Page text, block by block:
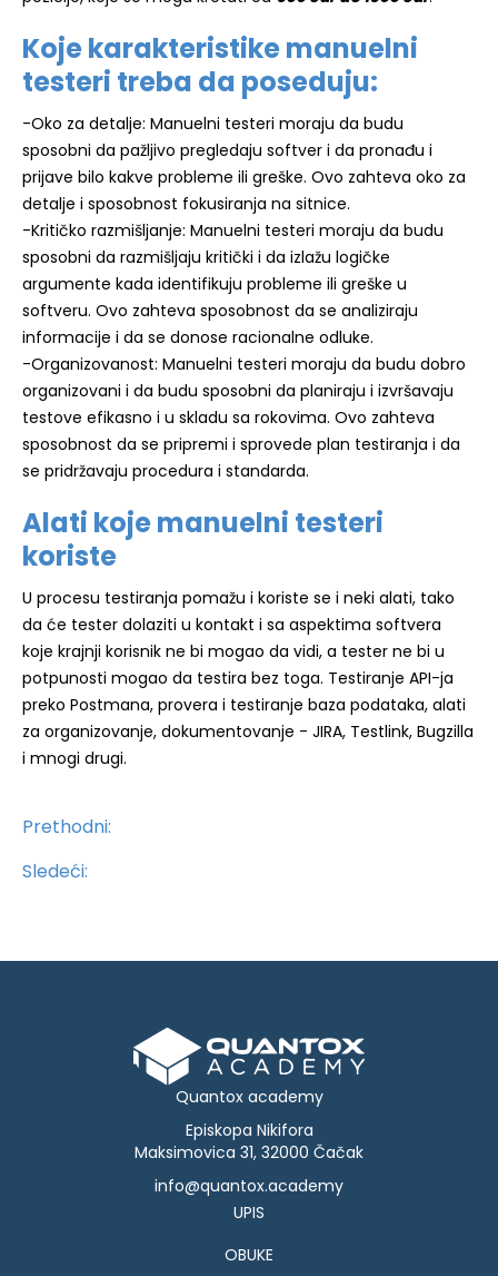
Koje karakteristike manuelni
testeri treba da poseduju:
-Oko za detalje: Manuelni testeri moraju da budu
sposobni da pažljivo pregledaju softver i da pronađu i
prijave bilo kakve probleme ili greške. Ovo zahteva oko za
detalje i sposobnost fokusiranja na sitnice.
-Kritičko razmišljanje: Manuelni testeri moraju da budu
sposobni da razmišljaju kritički i da izlažu logičke
argumente kada identifikuju probleme ili greške u
softveru. Ovo zahteva sposobnost da se analiziraju
informacije i da se donose racionalne odluke.
-Organizovanost: Manuelni testeri moraju da budu dobro
organizovani i da budu sposobni da planiraju i izvršavaju
testove efikasno i u skladu sa rokovima. Ovo zahteva
sposobnost da se pripremi i sprovede plan testiranja i da
se pridržavaju procedura i standarda.
Alati koje manuelni testeri
koriste
U procesu testiranja pomažu i koriste se i neki alati, tako
da će tester dolaziti u kontakt i sa aspektima softvera
koje krajnji korisnik ne bi mogao da vidi, a tester ne bi u
potpunosti mogao da testira bez toga. Testiranje API-ja
preko Postmana, provera i testiranje baza podataka, alati
za organizovanje, dokumentovanje - JIRA, Testlink, Bugzilla
i mnogi drugi.
Prethodni:
Sledeći:
Quantox academy
Episkopa Nikifora
Maksimovica 31, 32000 Čačak
info@quantox.academy
UPIS
OBUKE